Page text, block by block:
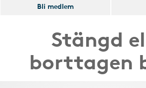
Bli medlem
Stängd
borttagen